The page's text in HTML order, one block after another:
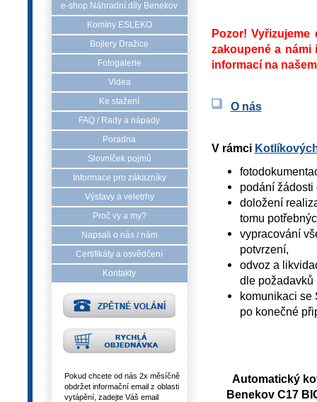
e-shop Náhradní díly Benekov
Komíny ESLEKO
Bojlery Dražice
Fotogalerie
Videa
Ke stažení
FAQ / Rady a nápady
Poradna
Slovníček pojmů
Informace pro zákazníky
Výstavy a veletrhy
Proč vy a my?
Napsali o nás / nám
Certifikáty a osvědčení
Kontakty
Pokud chcete od nás 2x měsíčně
obdržet informační email z oblasti
vytápění, zadejte Váš email
Pozor!
zakoupené a námi
informací na
O nás
V rámci
podání žádosti
doložení
tomu
vypracování
potvrzení,
odvoz a
dle požadavků
komunikaci se
po konečné
Automatický
Benekov C17